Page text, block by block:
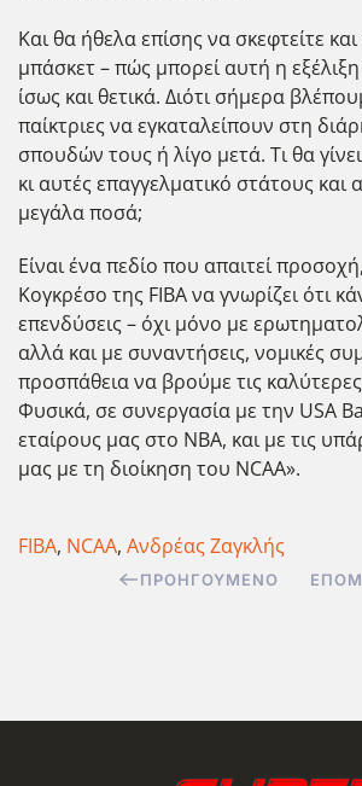
Και θα ήθελα επίσης να σκεφτείτε και
μπάσκετ – πώς μπορεί αυτή η
ίσως και θετικά. Διότι σήμερα
παίκτριες να εγκαταλείπουν στη
σπουδών τους ή λίγο μετά. Τι θα
κι αυτές επαγγελματικό στάτους και
μεγάλα ποσά;
Είναι ένα πεδίο που απαιτεί
Κογκρέσο της FIBA να γνωρίζει ότι
επενδύσεις – όχι μόνο με
αλλά και με συναντήσεις, νομικές
προσπάθεια να βρούμε τις
Φυσικά, σε συνεργασία με την USA
εταίρους μας στο NBA, και με τις
μας με τη διοίκηση του NCAA».
FIBA, NCAA, Ανδρέας Ζαγκλής
ΠΡΟΗΓΟΎΜΕΝΟ